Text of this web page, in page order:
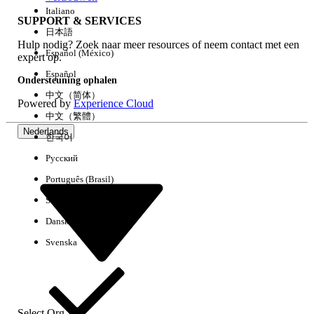
Alles wissen Gereed
Geen resultaten
Hier zijn enkele zoektips
Controleer de spelling van uw trefwoorden.
SUPPORT & SERVICES
Hulp nodig? Zoek naar meer resources of neem contact met een
expert op.
Ondersteuning ophalen
Powered byExperience Cloud
Nederlands
Italiano
日本語
Español (México)
Español
中文（简体）
中文（繁體）
한국어
Русский
Português (Brasil)
Suomi
Dansk
Svenska